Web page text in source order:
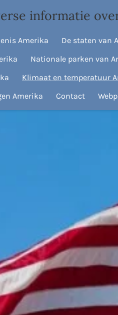
informatie
Amerika De staten van
Nationale parken van
Klimaat en temperatuur
Amerika
Contact